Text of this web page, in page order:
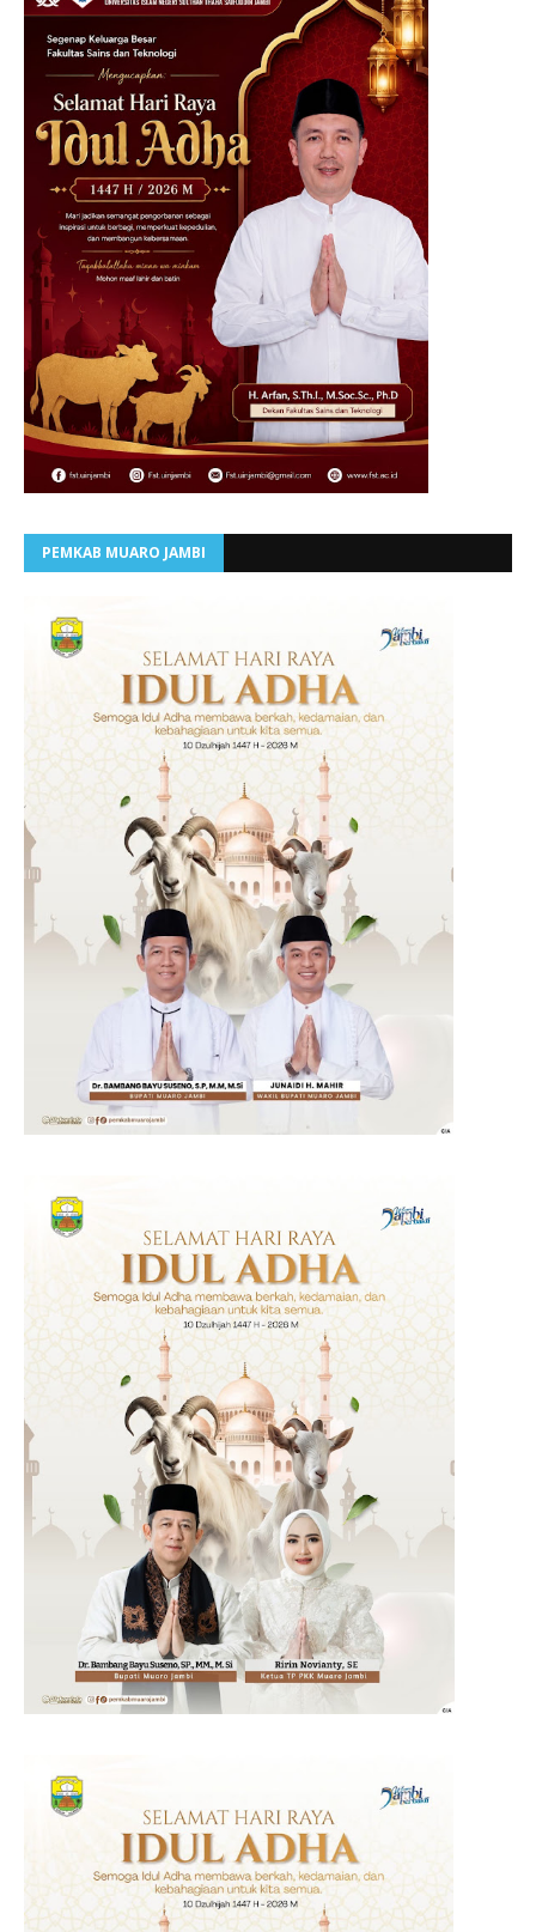
PEMKAB MUARO JAMBI